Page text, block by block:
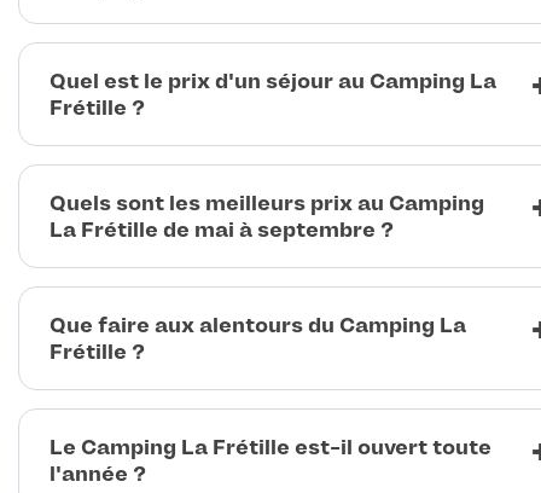
Quel est le prix d'un séjour au Camping La
Frétille ?
Quels sont les meilleurs prix au Camping
La Frétille de mai à septembre ?
Que faire aux alentours du Camping La
Frétille ?
Le Camping La Frétille est-il ouvert toute
l'année ?